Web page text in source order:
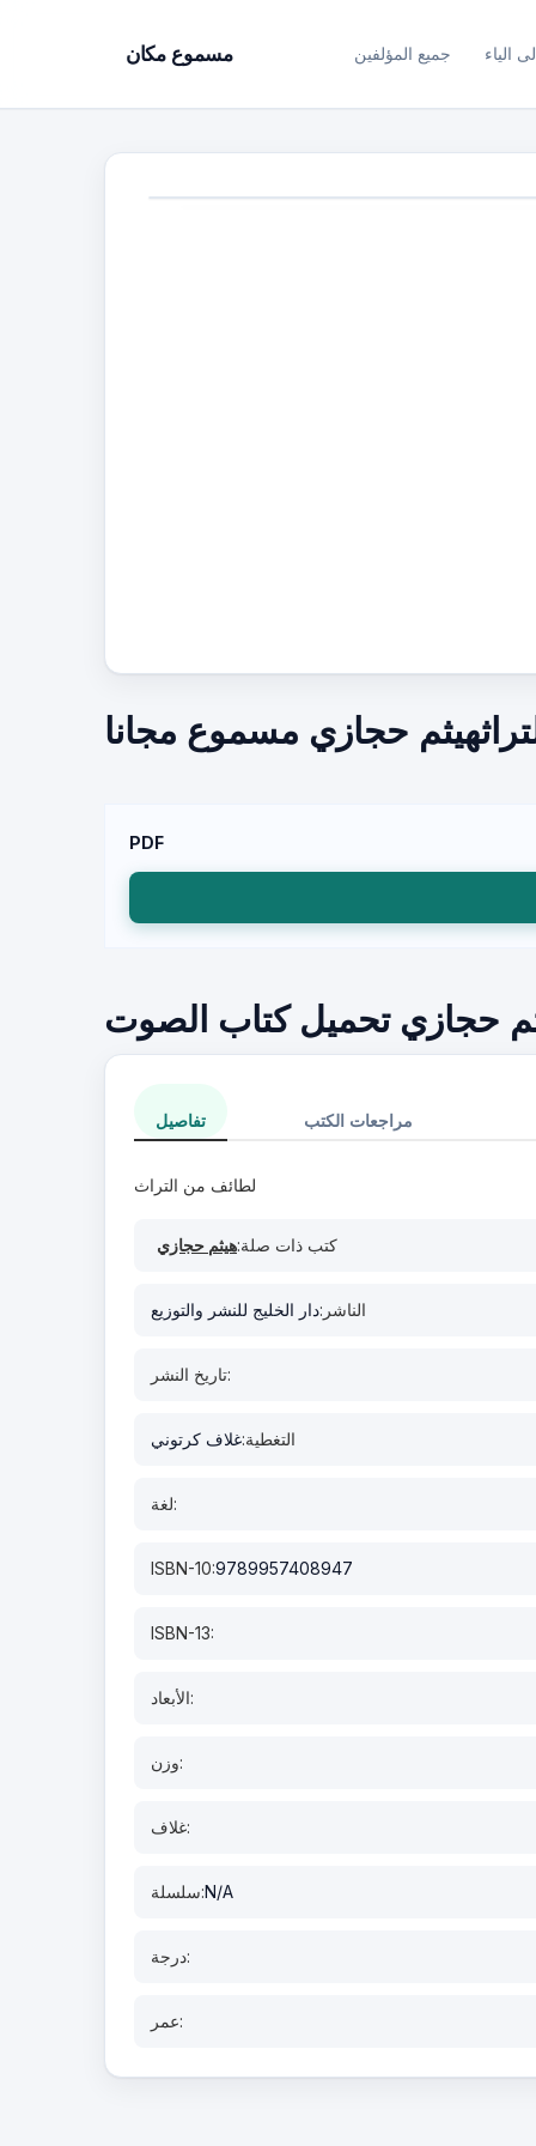
مسموع مكان جميع المؤلفين الياء
حجازي مسموع مجانا
PDF
حجازي تحميل كتاب الصوت
تفاصيل مراجعات الكتب
لطائف من التراث
كتب ذات صلة:هيثم حجازي
الناشر:دار الخليج للنشر والتوزيع
تاريخ النشر:
التغطية:غلاف كرتوني
لغة:
ISBN-10:9789957408947
ISBN-13:
الأبعاد:
وزن:
غلاف:
سلسلة:N/A
درجة:
عمر: